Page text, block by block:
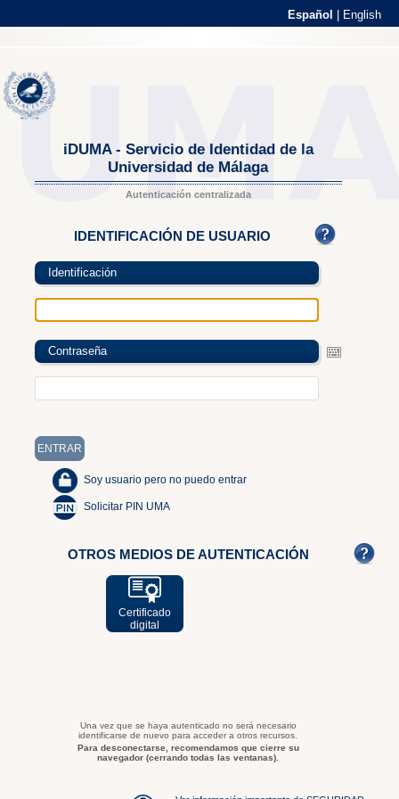
Español English
iDUMA - Servicio de Identidad de la
Universidad de Málaga
Autenticación centralizada
IDENTIFICACIÓN DE USUARIO
Identificación
Contraseña
Soy usuario pero no puedo entrar
Solicitar PIN UMA
OTROS MEDIOS DE AUTENTICACIÓN
Certificado
digital
Una vez que se haya autenticado no será necesario
identificarse de nuevo para acceder a otros recursos.
Para desconectarse, recomendamos que cierre su
navegador (cerrando todas las ventanas).